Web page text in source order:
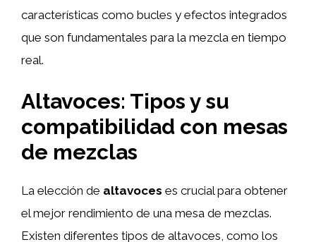
características como bucles y efectos integrados
que son fundamentales para la mezcla en tiempo
real.
Altavoces: Tipos y su
compatibilidad con mesas
de mezclas
La elección de altavoces es crucial para obtener
el mejor rendimiento de una mesa de mezclas.
Existen diferentes tipos de altavoces, como los